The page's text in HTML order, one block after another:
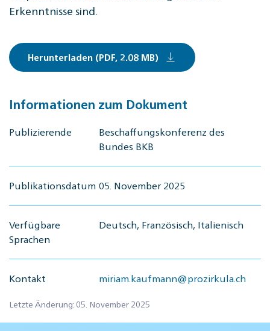
Erkenntnisse sind.
Herunterladen (PDF, 2.08 MB)
Informationen zum Dokument
Publizierende
Beschaffungskonferenz des
Bundes BKB
Publikationsdatum 05. November 2025
Verfügbare
Sprachen
Deutsch, Französisch, Italienisch
Kontakt miriam.kaufmann@prozirkula.ch
Letzte Änderung: 05. November 2025